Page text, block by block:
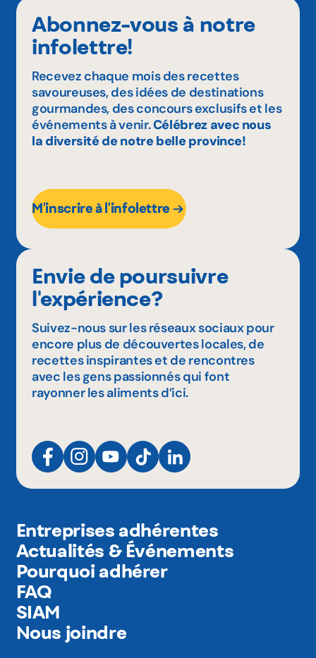
Abonnez-vous à notre
infolettre!
Recevez chaque mois des recettes
savoureuses, des idées de destinations
gourmandes, des concours exclusifs et les
événements à venir.Célébrez avec nous
la diversité de notre belle province!
M'inscrire à l'infolettre
Envie de poursuivre
l'expérience?
Suivez-nous sur les réseaux sociaux pour
encore plus de découvertes locales, de
recettes inspirantes et de rencontres
avec les gens passionnés qui font
rayonner les aliments d’ici.
Entreprises adhérentes
Actualités & Événements
Pourquoi adhérer
FAQ
SIAM
Nous joindre